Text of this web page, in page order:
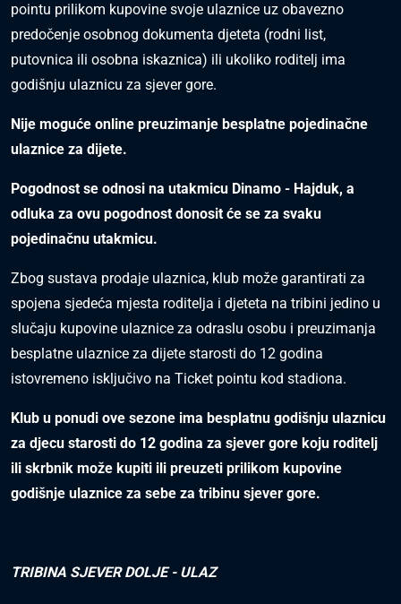
pointu prilikom kupovine svoje ulaznice uz obavezno
predočenje osobnog dokumenta djeteta (rodni list,
putovnica ili osobna iskaznica) ili ukoliko roditelj ima
godišnju ulaznicu za sjever gore.
Nije moguće online preuzimanje besplatne pojedinačne
ulaznice za dijete.
Pogodnost se odnosi na utakmicu Dinamo - Hajduk, a
odluka za ovu pogodnost donosit će se za svaku
pojedinačnu utakmicu.
Zbog sustava prodaje ulaznica, klub može garantirati za
spojena sjedeća mjesta roditelja i djeteta na tribini jedino u
slučaju kupovine ulaznice za odraslu osobu i preuzimanja
besplatne ulaznice za dijete starosti do 12 godina
istovremeno isključivo na Ticket pointu kod stadiona.
Klub u ponudi ove sezone ima besplatnu godišnju ulaznicu
za djecu starosti do 12 godina za sjever gore koju roditelj
ili skrbnik može kupiti ili preuzeti prilikom kupovine
godišnje ulaznice za sebe za tribinu sjever gore.
TRIBINA SJEVER DOLJE - ULAZ